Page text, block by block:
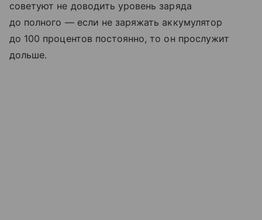
советуют не доводить уровень заряда
до полного — если не заряжать аккумулятор
до 100 процентов постоянно, то он прослужит
дольше.